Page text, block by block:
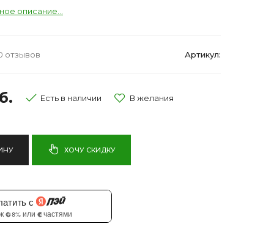
описание...
отзывов Артикул:
Есть в наличии
ХОЧУ СКИДКУ